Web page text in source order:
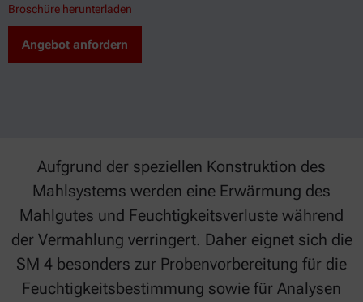
Broschüre herunterladen
Angebot anfordern
Aufgrund der speziellen Konstruktion des
Mahlsystems werden eine Erwärmung des
Mahlgutes und Feuchtigkeitsverluste während
der Vermahlung verringert. Daher eignet sich die
SM 4 besonders zur Probenvorbereitung für die
Feuchtigkeitsbestimmung sowie für Analysen